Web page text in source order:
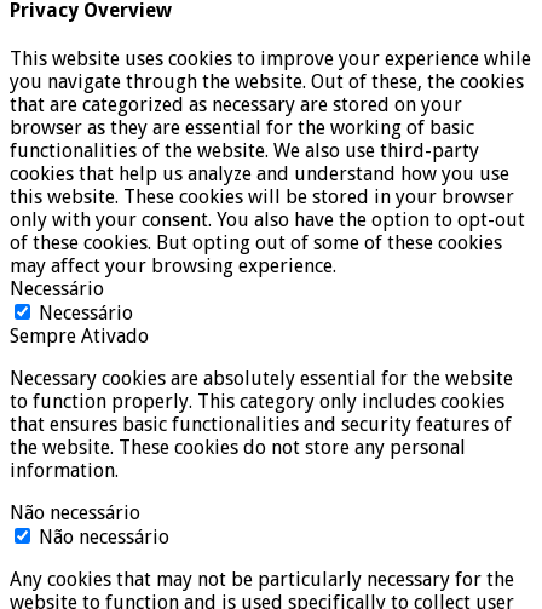
Privacy Overview
This website uses cookies to improve your experience while
you navigate through the website. Out of these, the cookies
that are categorized as necessary are stored on your
browser as they are essential for the working of basic
functionalities of the website. We also use third-party
cookies that help us analyze and understand how you use
this website. These cookies will be stored in your browser
only with your consent. You also have the option to opt-out
of these cookies. But opting out of some of these cookies
may affect your browsing experience.
Necessário
Necessário
Sempre Ativado
Necessary cookies are absolutely essential for the website
to function properly. This category only includes cookies
that ensures basic functionalities and security features of
the website. These cookies do not store any personal
information.
Não necessário
Não necessário
Any cookies that may not be particularly necessary for the
website to function and is used specifically to collect user